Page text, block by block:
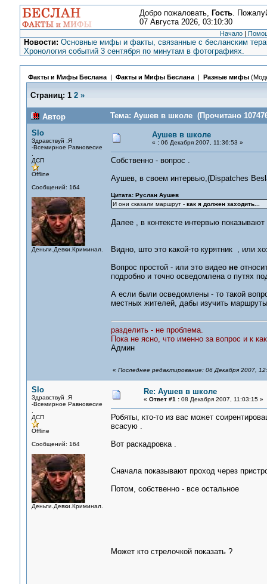
Добро пожаловать, Гость.
07 Августа 2026, 03:10:30
Начало |
Новости: Основные мифы и факты, связанные с бесланским
Хронология событий 3 сентября по минутам в фотографиях.
Факты и Мифы Беслана| Факты и Мифы Беслана| Разные мифы
Страниц: 1 2 »
Автор
Тема: Аушев в школе (Прочитано
Slo
Здравствуй .Я
-Всемирное Равновесие
ДСП
Offline
Сообщений: 164
Деньги.Девки.Криминал.
Аушев в школе
« :06 Декабря 2007, 11:36:53 »
Собственно - вопрос .
Аушев, в своем интервью,(Dispatches
Цитата: Руслан Аушев
И они сказали маршрут - как я должен заходить...
Далее , в контексте интервью
Видно, што это какой-то курятник , или
Вопрос простой - или это видео не
подробно и точно осведомлена о путях
А если были осведомлены - то такой
местных жителей, дабы изучить
разделить - не проблема.
Пока не ясно, что именно за вопрос и к
Админ
« Последнее редактирование: 06 Декабря 2007,
Slo
Здравствуй .Я
-Всемирное Равновесие
ДСП
Offline
Сообщений: 164
Деньги.Девки.Криминал.
Re: Аушев в школе
« Ответ #1 :08 Декабря 2007, 11:03:15 »
Робяты, кто-то из вас может
всасую .
Вот раскадровка .
Сначала показывают проход через
Потом, собственно - все остальное
Может кто стрелочкой показать ?